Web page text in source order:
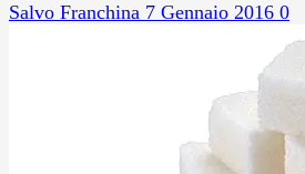
Salvo Franchina 7 Gennaio 2016 0